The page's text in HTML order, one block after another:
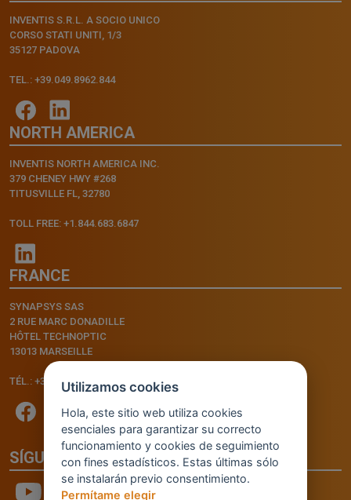
INVENTIS S.R.L. A SOCIO UNICO
CORSO STATI UNITI, 1/3
35127 PADOVA
TEL.: +39.049.8962.844
NORTH AMERICA
INVENTIS NORTH AMERICA INC.
379 CHENEY HWY #268
TITUSVILLE FL, 32780
TOLL FREE: +1.844.683.6847
FRANCE
SYNAPSYS SAS
2 RUE MARC DONADILLE
HÔTEL TECHNOPTIC
13013 MARSEILLE
TÉL.: +33.4.91.11.75.75
SÍGUENOS
Utilizamos cookies
Hola, este sitio web utiliza cookies
esenciales para garantizar su correcto
funcionamiento y cookies de seguimiento
con fines estadísticos. Estas últimas sólo
se instalarán previo consentimiento.
Permítame elegir